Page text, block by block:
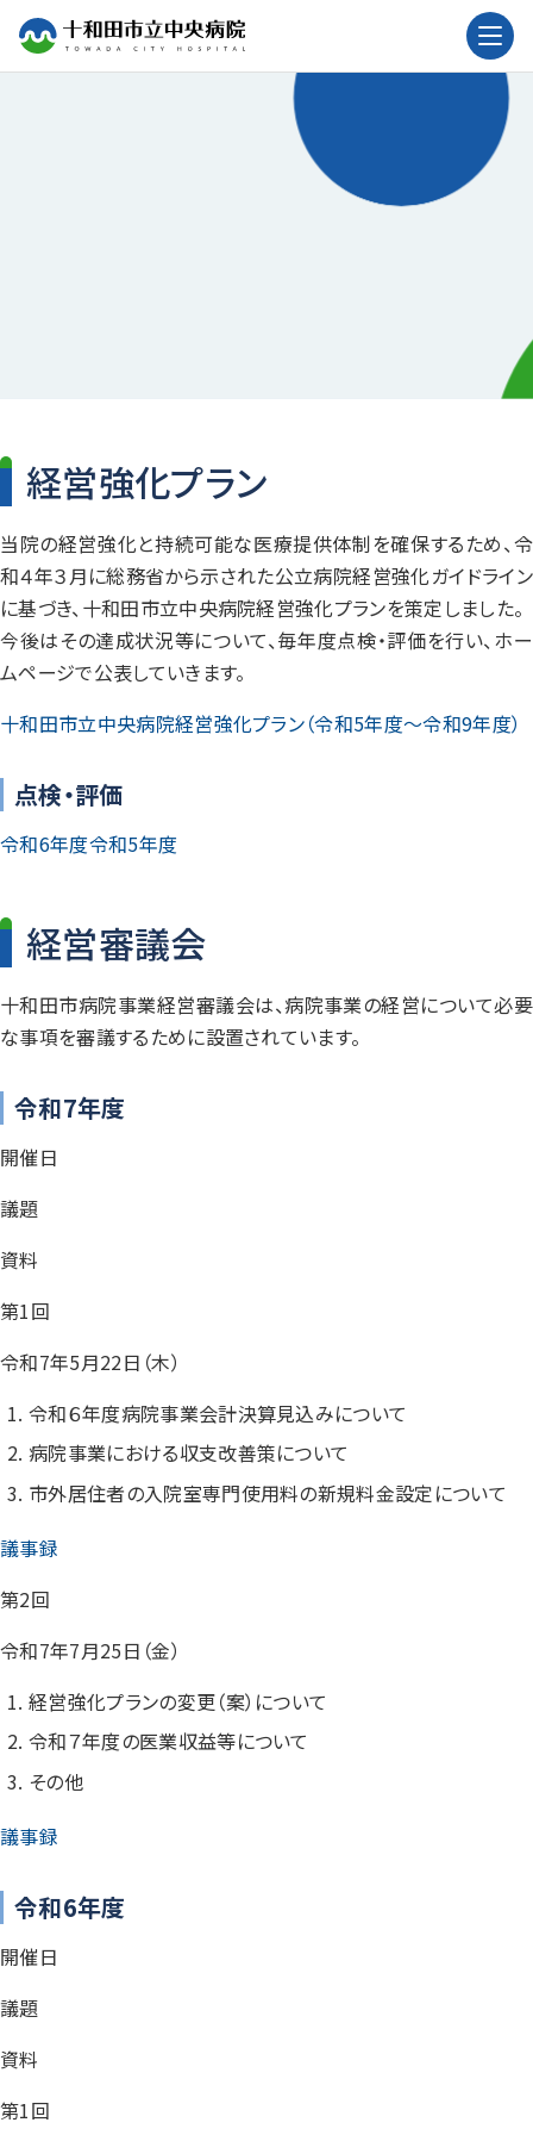
経営強化プラン
当院の経営強化と持続可能な医療提供体制を確保するため、令
和４年３月に総務省から示された公立病院経営強化ガイドライン
に基づき、十和田市立中央病院経営強化プランを策定しました。
今後はその達成状況等について、毎年度点検・評価を行い、ホー
ムページで公表していきます。
十和田市立中央病院経営強化プラン（令和5年度～令和9年度）
点検・評価
令和6年度令和5年度
経営審議会
十和田市病院事業経営審議会は、病院事業の経営について必要
な事項を審議するために設置されています。
令和7年度
開催日
議題
資料
第1回
令和7年5月22日（木）
令和６年度病院事業会計決算見込みについて
病院事業における収支改善策について
市外居住者の入院室専門使用料の新規料金設定について
議事録
第2回
令和7年7月25日（金）
経営強化プランの変更（案）について
令和７年度の医業収益等について
その他
議事録
令和6年度
開催日
議題
資料
第1回